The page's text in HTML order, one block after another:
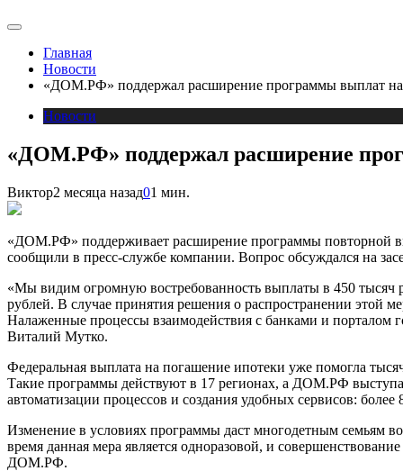
Главная
Новости
«ДОМ.РФ» поддержал расширение программы выплат на
Новости
«ДОМ.РФ» поддержал расширение
Виктор2 месяца назад01 мин.
«ДОМ.РФ» поддерживает расширение программы повторной
сообщили в пресс-службе компании. Вопрос обсуждался на
«Мы видим огромную востребованность выплаты в 450 тысяч
рублей. В случае принятия решения о распространении этой
Налаженные процессы взаимодействия с банками и порталом
Виталий Мутко.
Федеральная выплата на погашение ипотеки уже помогла
Такие программы действуют в 17 регионах, а ДОМ.РФ
автоматизации процессов и создания удобных сервисов:
Изменение в условиях программы даст многодетным семьям
время данная мера является одноразовой, и
ДОМ.РФ.